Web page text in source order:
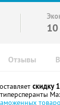
10
Отзывы
скидку